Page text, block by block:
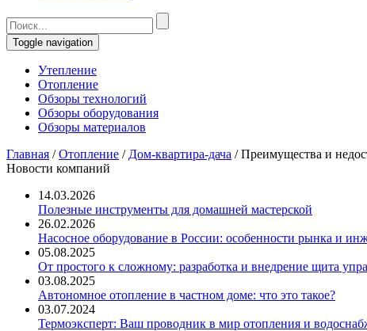
Toggle navigation
Утепление
Отопление
Обзоры технологий
Обзоры оборудования
Обзоры материалов
Главная /Отопление / Дом-квартира-дача /Преимущества и
Новости компаний
14.03.2026
Полезные инструменты для домашней мастерской
26.02.2026
Насосное оборудование в России: особенности рынка и
05.08.2025
От простого к сложному: разработка и внедрение щита
03.08.2025
Автономное отопление в частном доме: что это такое?
03.07.2024
Термоэксперт: Ваш проводник в мир отопления и